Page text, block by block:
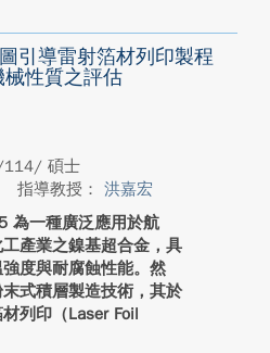
引導雷射箔材列印製程
性質之評估
碩士
指導教授： 洪嘉宏
為一種廣泛應用於航
產業之鎳基超合金，具
度與耐腐蝕性能。然
式積層製造技術，其於
列印（Laser Foil